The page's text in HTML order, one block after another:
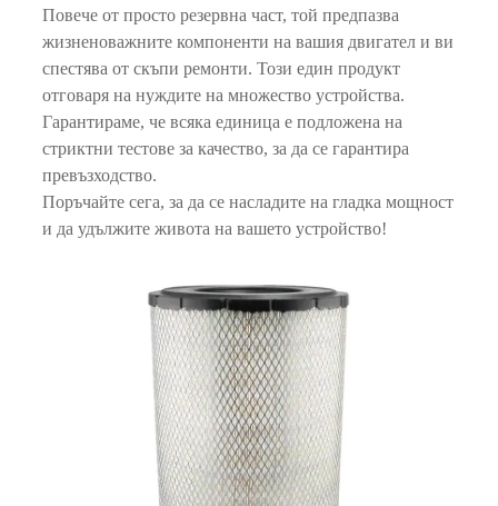
Повече от просто резервна част, той предпазва
жизненоважните компоненти на вашия двигател и ви
спестява от скъпи ремонти. Този един продукт
отговаря на нуждите на множество устройства.
Гарантираме, че всяка единица е подложена на
стриктни тестове за качество, за да се гарантира
превъзходство.
Поръчайте сега, за да се насладите на гладка мощност
и да удължите живота на вашето устройство!